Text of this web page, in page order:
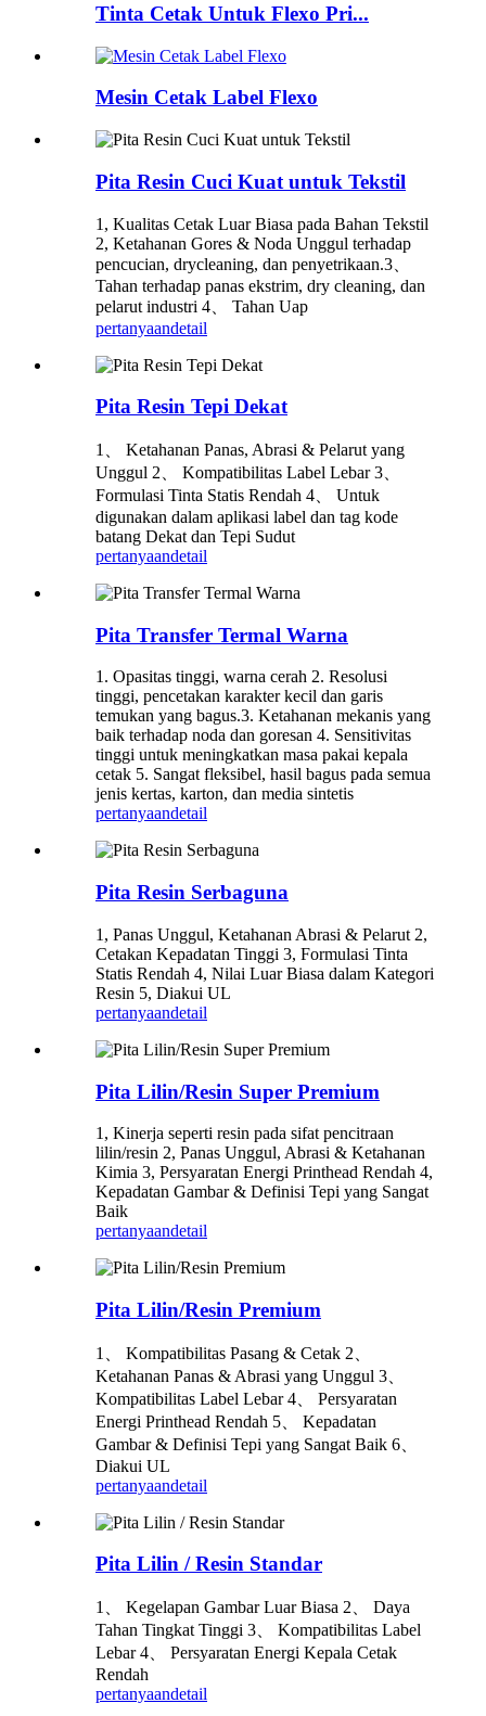
Tinta Cetak Untuk Flexo Pri...
Mesin Cetak Label Flexo
Pita Resin Cuci Kuat untuk Tekstil
1, Kualitas Cetak Luar Biasa pada Bahan Tekstil
2, Ketahanan Gores & Noda Unggul terhadap
pencucian, drycleaning, dan penyetrikaan.3、
Tahan terhadap panas ekstrim, dry cleaning, dan
pelarut industri 4、 Tahan Uap
pertanyaandetail
Pita Resin Tepi Dekat
1、 Ketahanan Panas, Abrasi & Pelarut yang
Unggul 2、 Kompatibilitas Label Lebar 3、
Formulasi Tinta Statis Rendah 4、 Untuk
digunakan dalam aplikasi label dan tag kode
batang Dekat dan Tepi Sudut
pertanyaandetail
Pita Transfer Termal Warna
1. Opasitas tinggi, warna cerah 2. Resolusi
tinggi, pencetakan karakter kecil dan garis
temukan yang bagus.3. Ketahanan mekanis yang
baik terhadap noda dan goresan 4. Sensitivitas
tinggi untuk meningkatkan masa pakai kepala
cetak 5. Sangat fleksibel, hasil bagus pada semua
jenis kertas, karton, dan media sintetis
pertanyaandetail
Pita Resin Serbaguna
1, Panas Unggul, Ketahanan Abrasi & Pelarut 2,
Cetakan Kepadatan Tinggi 3, Formulasi Tinta
Statis Rendah 4, Nilai Luar Biasa dalam Kategori
Resin 5, Diakui UL
pertanyaandetail
Pita Lilin/Resin Super Premium
1, Kinerja seperti resin pada sifat pencitraan
lilin/resin 2, Panas Unggul, Abrasi & Ketahanan
Kimia 3, Persyaratan Energi Printhead Rendah 4,
Kepadatan Gambar & Definisi Tepi yang Sangat
Baik
pertanyaandetail
Pita Lilin/Resin Premium
1、 Kompatibilitas Pasang & Cetak 2、
Ketahanan Panas & Abrasi yang Unggul 3、
Kompatibilitas Label Lebar 4、 Persyaratan
Energi Printhead Rendah 5、 Kepadatan
Gambar & Definisi Tepi yang Sangat Baik 6、
Diakui UL
pertanyaandetail
Pita Lilin / Resin Standar
1、 Kegelapan Gambar Luar Biasa 2、 Daya
Tahan Tingkat Tinggi 3、 Kompatibilitas Label
Lebar 4、 Persyaratan Energi Kepala Cetak
Rendah
pertanyaandetail